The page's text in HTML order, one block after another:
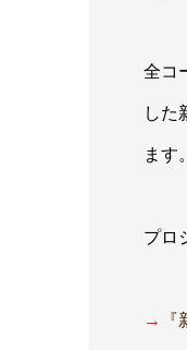
全コ
した
ます。
プロ
→